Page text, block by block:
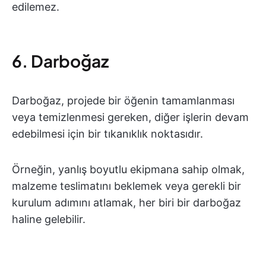
edilemez.
6. Darboğaz
Darboğaz, projede bir öğenin tamamlanması
veya temizlenmesi gereken, diğer işlerin devam
edebilmesi için bir tıkanıklık noktasıdır.
Örneğin, yanlış boyutlu ekipmana sahip olmak,
malzeme teslimatını beklemek veya gerekli bir
kurulum adımını atlamak, her biri bir darboğaz
haline gelebilir.